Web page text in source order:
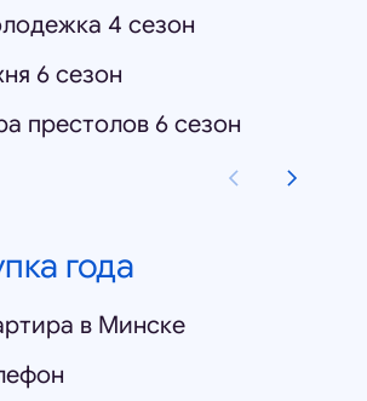
4 сезон
6 сезон
престолов 6 сезон
года
в Минске